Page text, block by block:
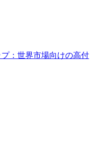
：世界市場向けの高付